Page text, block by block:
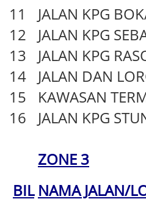
11
JALAN KPG
12
JALAN KPG
13
JALAN KPG
14
JALAN DAN
15
KAWASAN
16
JALAN KPG
ZONE 3
BIL NAMA JALAN/